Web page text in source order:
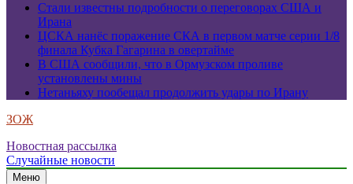
Стали известны подробности о переговорах США и
Ирана
ЦСКА нанёс поражение СКА в первом матче серии 1/8
финала Кубка Гагарина в овертайме
В США сообщили, что в Ормузском проливе
установлены мины
Нетаньяху пообещал продолжить удары по Ирану
ЗОЖ
Новостная рассылка
Случайные новости
Меню